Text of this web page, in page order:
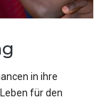
in ihre
für den